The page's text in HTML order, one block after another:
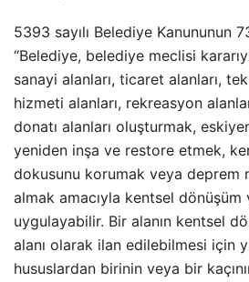
5393 sayılı Belediye Kanununun
“Belediye, belediye meclisi
sanayi alanları, ticaret alanları,
hizmeti alanları, rekreasyon
donatı alanları oluşturmak, eskiyen
yeniden inşa ve restore etmek,
dokusunu korumak veya deprem
almak amacıyla kentsel
uygulayabilir. Bir alanın kentsel
alanı olarak ilan edilebilmesi için
hususlardan birinin veya bir